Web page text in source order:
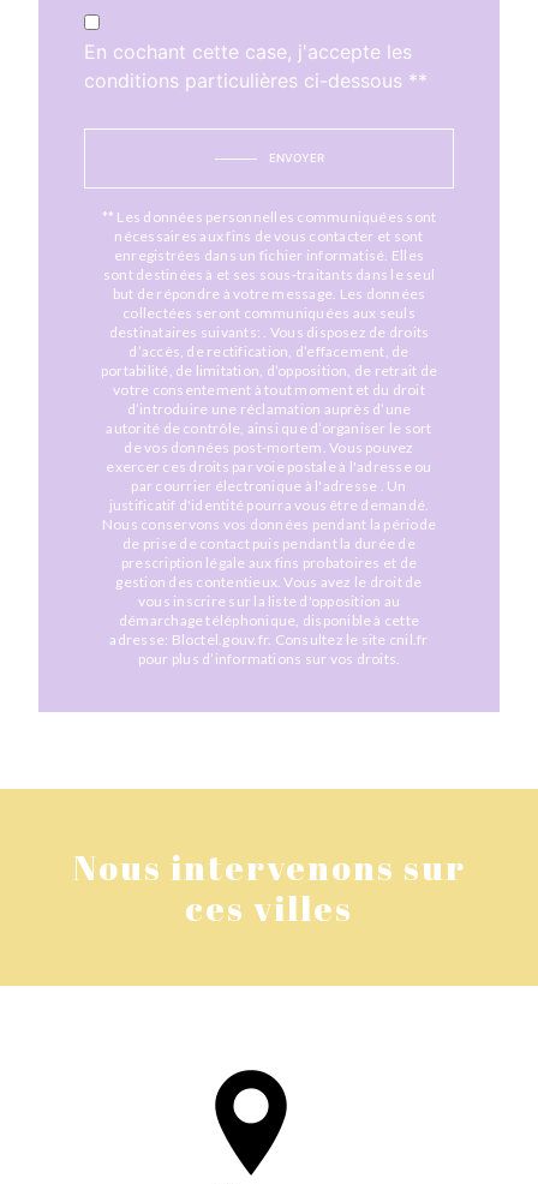
En cochant cette case, j'accepte les
conditions particulières ci-dessous **
ENVOYER
** Les données personnelles communiquées sont
nécessaires aux fins de vous contacter et sont
enregistrées dans un fichier informatisé. Elles
sont destinées à et ses sous-traitants dans le seul
but de répondre à votre message. Les données
collectées seront communiquées aux seuls
destinataires suivants: . Vous disposez de droits
d’accès, de rectification, d’effacement, de
portabilité, de limitation, d’opposition, de retrait de
votre consentement à tout moment et du droit
d’introduire une réclamation auprès d’une
autorité de contrôle, ainsi que d’organiser le sort
de vos données post-mortem. Vous pouvez
exercer ces droits par voie postale à l'adresse ou
par courrier électronique à l'adresse . Un
justificatif d'identité pourra vous être demandé.
Nous conservons vos données pendant la période
de prise de contact puis pendant la durée de
prescription légale aux fins probatoires et de
gestion des contentieux. Vous avez le droit de
vous inscrire sur la liste d'opposition au
démarchage téléphonique, disponible à cette
adresse: Bloctel.gouv.fr. Consultez le site cnil.fr
pour plus d’informations sur vos droits.
Nous intervenons sur
ces villes